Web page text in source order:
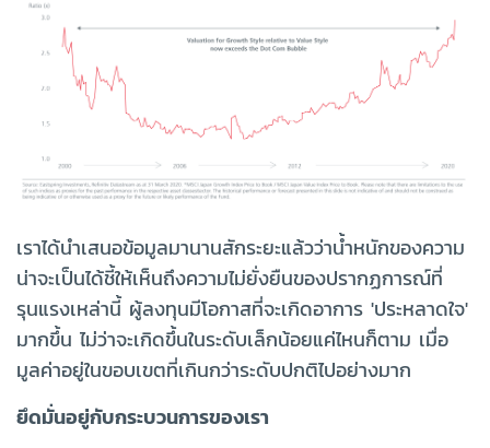
เราได้นำเสนอข้อมูลมานานสักระยะแล้วว่าน้ำหนักของความ
น่าจะเป็นได้ชี้ให้เห็นถึงความไม่ยั่งยืนของปรากฏการณ์ที่
รุนแรงเหล่านี้ ผู้ลงทุนมีโอกาสที่จะเกิดอาการ 'ประหลาดใจ'
มากขึ้น ไม่ว่าจะเกิดขึ้นในระดับเล็กน้อยแค่ไหนก็ตาม เมื่อ
มูลค่าอยู่ในขอบเขตที่เกินกว่าระดับปกติไปอย่างมาก
ยึดมั่นอยู่กับกระบวนการของเรา